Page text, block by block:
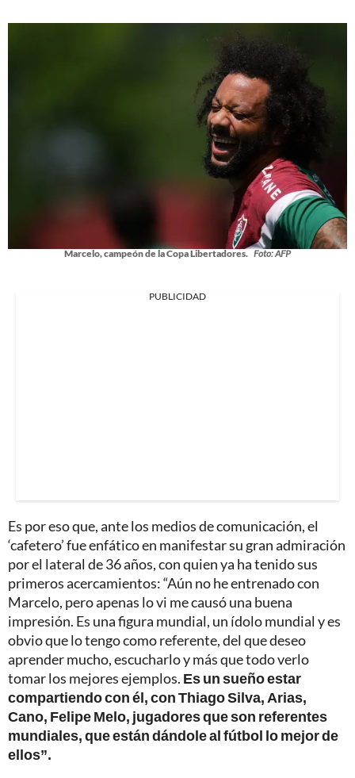
Marcelo, campeón de la Copa Libertadores. Foto: AFP
PUBLICIDAD
Es por eso que, ante los medios de comunicación, el
‘cafetero’ fue enfático en manifestar su gran admiración
por el lateral de 36 años, con quien ya ha tenido sus
primeros acercamientos: “Aún no he entrenado con
Marcelo, pero apenas lo vi me causó una buena
impresión. Es una figura mundial, un ídolo mundial y es
obvio que lo tengo como referente, del que deseo
aprender mucho, escucharlo y más que todo verlo
tomar los mejores ejemplos. Es un sueño estar
compartiendo con él, con Thiago Silva, Arias,
Cano, Felipe Melo, jugadores que son referentes
mundiales, que están dándole al fútbol lo mejor de
ellos”.